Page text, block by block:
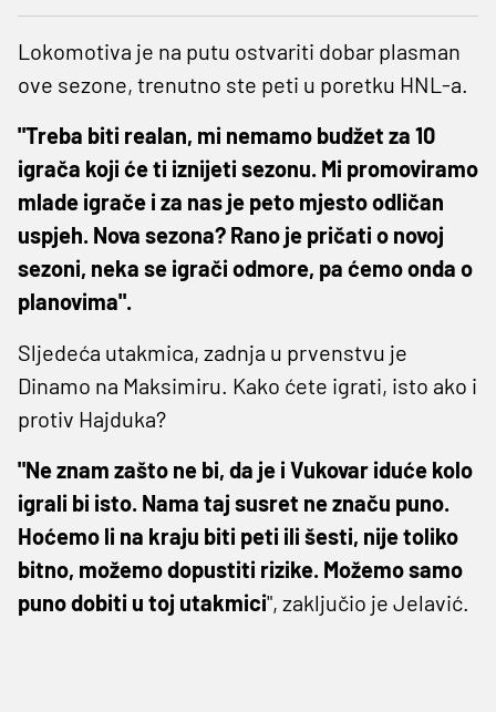
Lokomotiva je na putu ostvariti dobar plasman
ove sezone, trenutno ste peti u poretku HNL-a.
"Treba biti realan, mi nemamo budžet za 10
igrača koji će ti iznijeti sezonu. Mi promoviramo
mlade igrače i za nas je peto mjesto odličan
uspjeh. Nova sezona? Rano je pričati o novoj
sezoni, neka se igrači odmore, pa ćemo onda o
planovima".
Sljedeća utakmica, zadnja u prvenstvu je
Dinamo na Maksimiru. Kako ćete igrati, isto ako i
protiv Hajduka?
"Ne znam zašto ne bi, da je i Vukovar iduće kolo
igrali bi isto. Nama taj susret ne značu puno.
Hoćemo li na kraju biti peti ili šesti, nije toliko
bitno, možemo dopustiti rizike. Možemo samo
puno dobiti u toj utakmici", zaključio je Jelavić.